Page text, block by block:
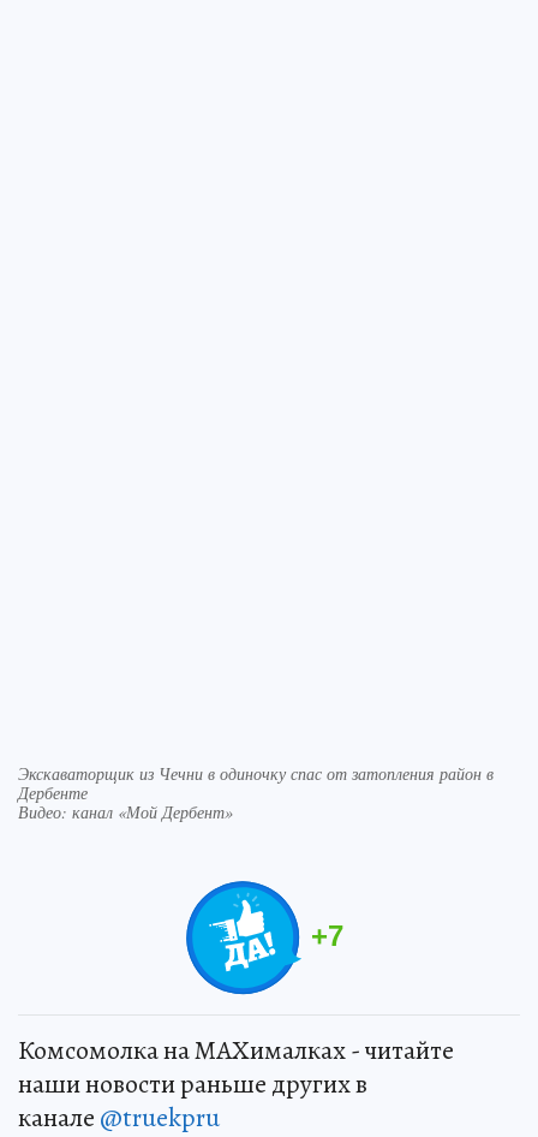
Экскаваторщик из Чечни в одиночку спас от затопления район в
Дербенте
Видео: канал «Мой Дербент»
+7
Комсомолка на MAXималках - читайте
наши новости раньше других в
канале @truekpru